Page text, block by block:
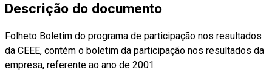
Descrição do documento
Folheto Boletim do programa de participação nos resultados
da CEEE, contém o boletim da participação nos resultados da
empresa, referente ao ano de 2001.